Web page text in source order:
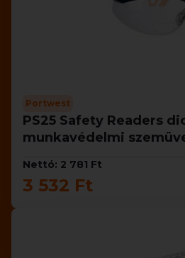
Portwest
PS25 Safety Readers
munkavédelmi
Nettó: 2 781 Ft
3 532 Ft